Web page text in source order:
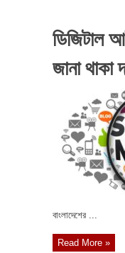
ডিজিটাল
জানা থাকা
বাংলাদেশের ...
Read More »